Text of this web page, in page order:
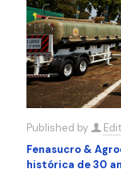
Published by
Fenasucro &
histórica de 30